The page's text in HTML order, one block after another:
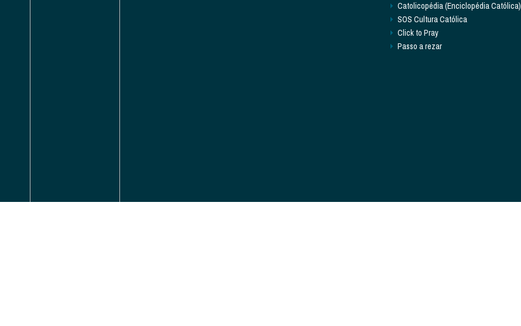
Catolicopédia (Enciclopédia Católica)
SOS Cultura Católica
Click to Pray
Passo a rezar